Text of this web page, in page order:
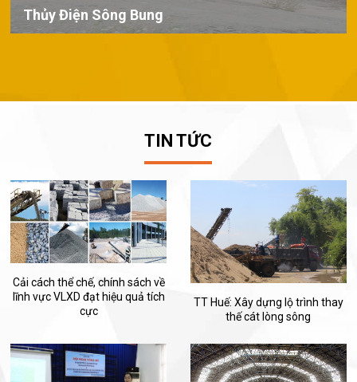
Thủy Điện Sông Bung
TIN TỨC
Cải cách thể chế, chính sách về
lĩnh vực VLXD đạt hiệu quả tích
cực
TT Huế: Xây dựng lộ trình thay
thế cát lòng sông